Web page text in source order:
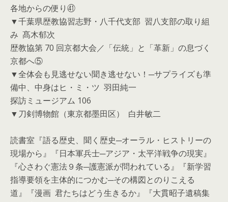
各地からの便り㊶
▼千葉県歴教協習志野・八千代支部 習八支部の取り組
み 髙木郁次
歴教協第 70 回京都大会／「伝統」と「革新」の息づく
京都へ⑤
▼全体会も見逃せない聞き逃せない！─サプライズも準
備中、中身はヒ・ミ・ツ 羽田純一
探訪ミュージアム 106
▼刀剣博物館（東京都墨田区） 白井敏二
読書室『語る歴史、聞く歴史─オーラル・ヒストリーの
現場から』『日本軍兵士─アジア・太平洋戦争の現実』
『心さわぐ憲法９条─護憲派が問われている』『新学習
指導要領を主体的につかむ─その構図とのりこえる
道』『漫画 君たちはどう生きるか』『大貫昭子遺稿集